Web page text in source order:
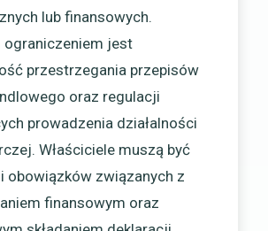
lub finansowych.
ograniczeniem jest
przestrzegania przepisów
oraz regulacji
prowadzenia działalności
Właściciele muszą być
obowiązków związanych z
finansowym oraz